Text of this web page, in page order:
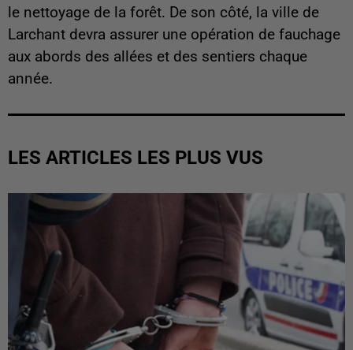
le nettoyage de la forêt. De son côté, la ville de
Larchant devra assurer une opération de fauchage
aux abords des allées et des sentiers chaque
année.
LES ARTICLES LES PLUS VUS